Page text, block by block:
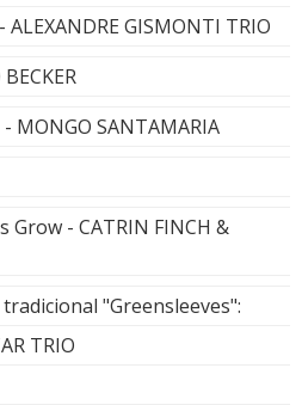
GISMONTI TRIO
MONGO SANTAMARIA
Grow - CATRIN FINCH &
"Greensleeves":
TRIO